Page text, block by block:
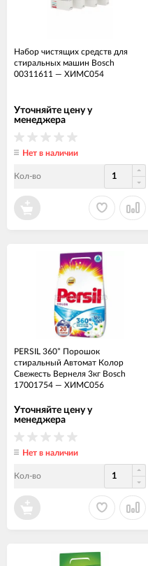
Набор чистящих средств для
стиральных машин Bosch
00311611 — ХИМС054
Уточняйте цену у
менеджера
Нет в наличии
Кол-во
PERSIL 360° Порошок
стиральный Автомат Колор
Свежесть Вернеля 3кг Bosch
17001754 — ХИМС056
Уточняйте цену у
менеджера
Нет в наличии
Кол-во